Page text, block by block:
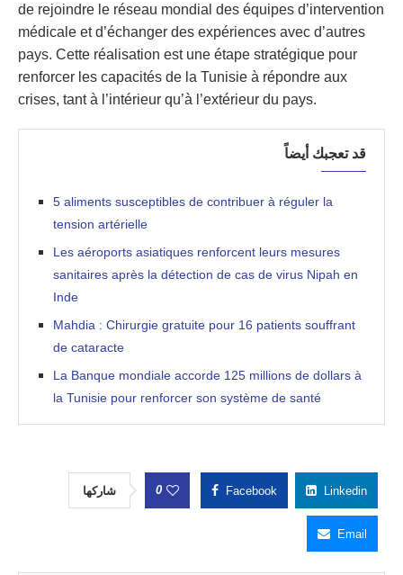
de rejoindre le réseau mondial des équipes d’intervention
médicale et d’échanger des expériences avec d’autres
pays. Cette réalisation est une étape stratégique pour
renforcer les capacités de la Tunisie à répondre aux
crises, tant à l’intérieur qu’à l’extérieur du pays.
قد تعجبك أيضاً
5 aliments susceptibles de contribuer à réguler la
tension artérielle
Les aéroports asiatiques renforcent leurs mesures
sanitaires après la détection de cas de virus Nipah en
Inde
Mahdia : Chirurgie gratuite pour 16 patients souffrant
de cataracte
La Banque mondiale accorde 125 millions de dollars à
la Tunisie pour renforcer son système de santé
شاركها 0 Facebook Linkedin
Email